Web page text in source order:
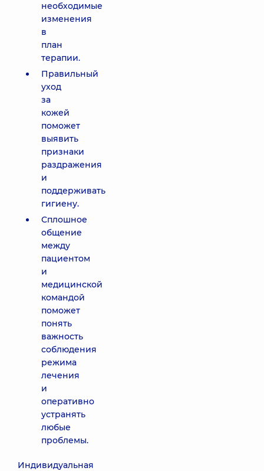
необходимые
изменения
в
план
терапии.
Правильный
уход
за
кожей
поможет
выявить
признаки
раздражения
и
поддерживать
гигиену.
Сплошное
общение
между
пациентом
и
медицинской
командой
поможет
понять
важность
соблюдения
режима
лечения
и
оперативно
устранять
любые
проблемы.
Индивидуальная